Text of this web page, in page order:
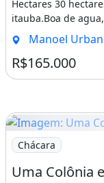
Hectares 30
itauba.Boa de
Manoel
R$165.000
Imagem: Uma
Chácara
Uma Colônia